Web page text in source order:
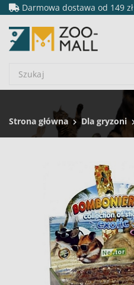
Darmowa dostawa od 149 zł
Strona główna Dla gryzoni